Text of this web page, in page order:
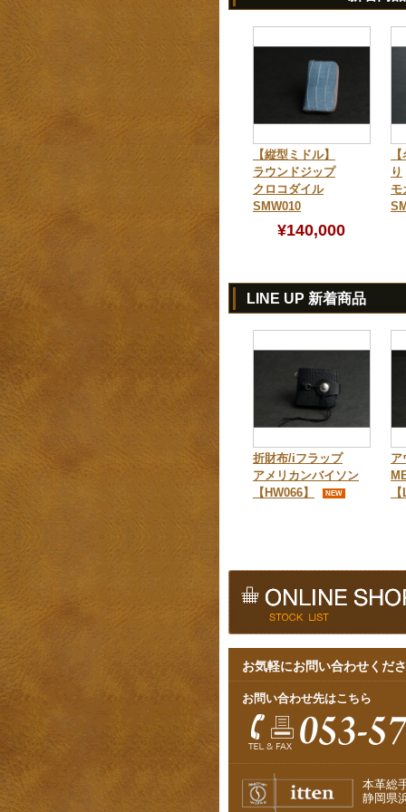
【縦型ミドル】
ラウンドジップ
クロコダイル
SMW010
¥140,000
り
モ
LINE UP 新着商品
折財布/iフラップ
アメリカンバイソン
【HW066】
NEW
ア
お気軽にお問い合わせくだ
お問い合わせ先はこちら
本革総
静岡県